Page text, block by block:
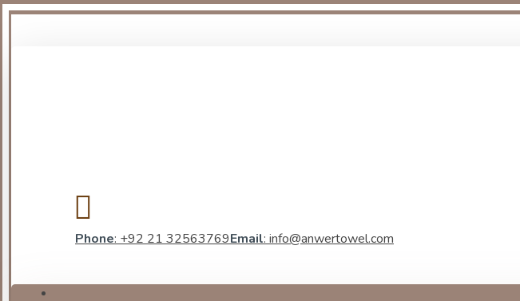
Phone: +92 21 32563769Email: info@anwertowel.com